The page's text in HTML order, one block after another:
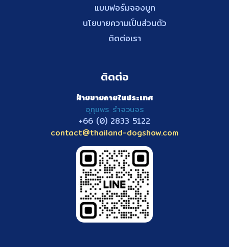
แบบฟอร์มจองบูท
นโยบายความเป็นส่วนตัว
ติดต่อเรา
ติดต่อ
ฝ่ายขายภายในประเทศ
อุทุมพร รำจวนจร
+66 (0) 2833 5122
contact@thailand-dogshow.com